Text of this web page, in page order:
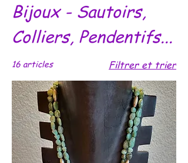
Bijoux - Sautoirs,
Colliers, Pendentifs...
16 articles Filtrer et trier